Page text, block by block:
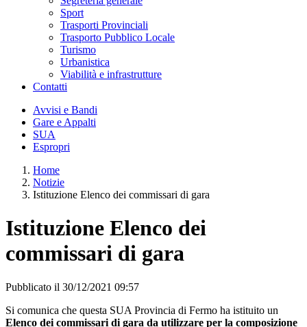
Sport
Trasporti Provinciali
Trasporto Pubblico Locale
Turismo
Urbanistica
Viabilità e infrastrutture
Contatti
Avvisi e Bandi
Gare e Appalti
SUA
Espropri
Home
Notizie
Istituzione Elenco dei commissari di gara
Istituzione Elenco dei
commissari di gara
Pubblicato il 30/12/2021 09:57
Si comunica che questa SUA Provincia di Fermo ha istituito un
Elenco dei commissari di gara da utilizzare per la composizione